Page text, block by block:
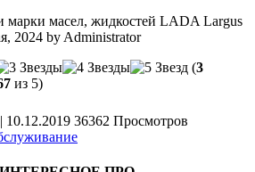
марки масел, жидкостей LADA Largus
2024 by Administrator
(3
из 5)
| 10.12.2019 36362 Просмотров